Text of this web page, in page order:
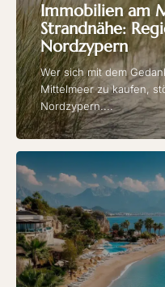
Immobilien am
Strandnähe:
Nordzypern
Wer sich mit dem
Mittelmeer zu kaufen,
Nordzypern....